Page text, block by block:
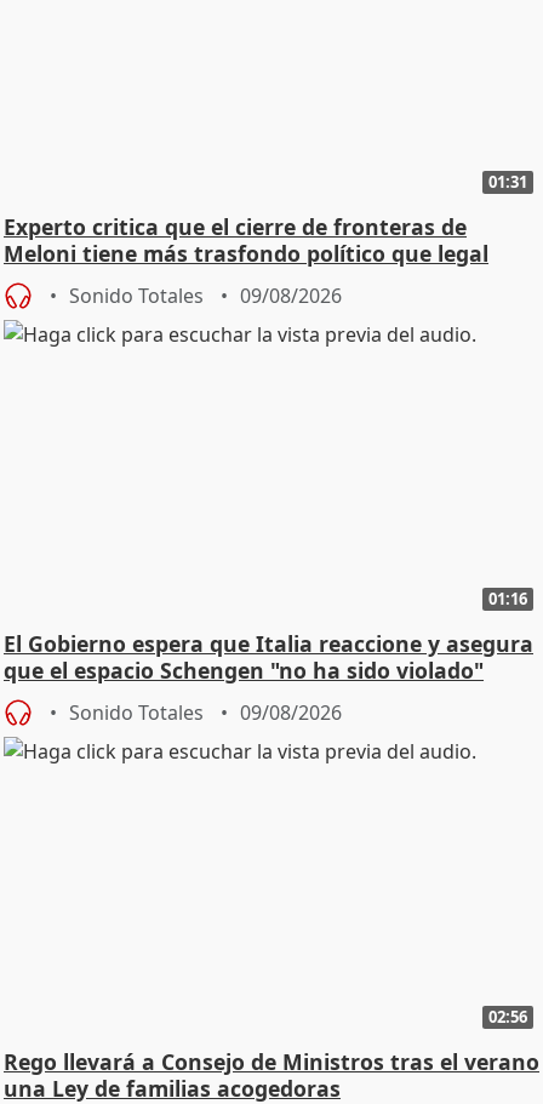
01:31
Experto critica que el cierre de fronteras de
Meloni tiene más trasfondo político que legal
Sonido Totales 09/08/2026
01:16
El Gobierno espera que Italia reaccione y asegura
que el espacio Schengen "no ha sido violado"
Sonido Totales 09/08/2026
02:56
Rego llevará a Consejo de Ministros tras el verano
una Ley de familias acogedoras